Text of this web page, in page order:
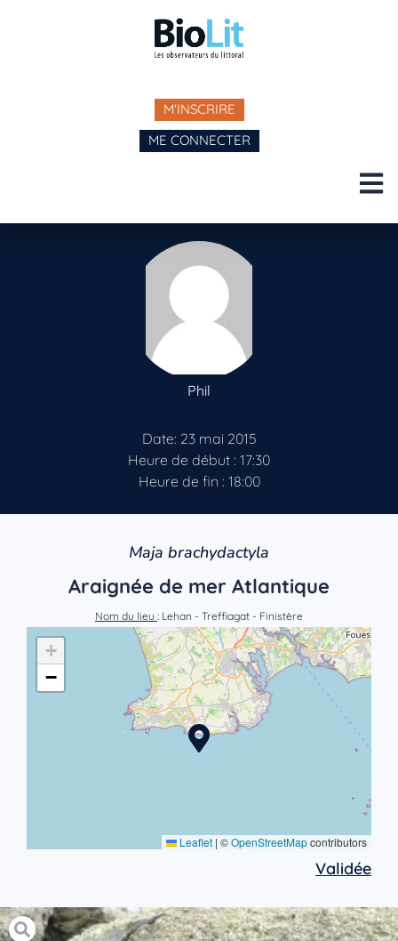
M'INSCRIRE
ME CONNECTER
Phil
Date: 23 mai 2015
Heure de début : 17:30
Heure de fin : 18:00
Maja brachydactyla
Araignée de mer Atlantique
Nom du lieu : Lehan - Treffiagat - Finistère
+
−
Leaflet | ©OpenStreetMapcontributors
Validée